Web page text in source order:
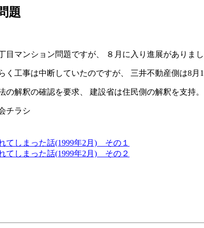
題
マンション問題ですが、 ８月に入り進展がありまし
工事は中断していたのですが、 三井不動産側は8月
の解釈の確認を要求、 建設省は住民側の解釈を支持
チラシ
てしまった話(1999年2月) その１
てしまった話(1999年2月) その２